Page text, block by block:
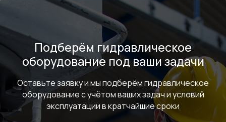
Подберём гидравлическое
оборудование под ваши задачи
Оставьте заявку и мы подберём гидравлическое
оборудование с учётом ваших задач и условий
эксплуатации в кратчайшие сроки